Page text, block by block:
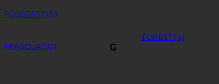
FORECAST(6)
FOREST(3)
FRAGOLA (32) G